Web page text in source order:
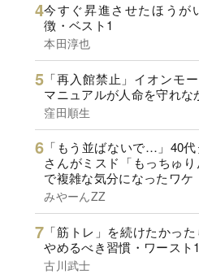
今すぐ昇進させたほうが
徴・ベスト1
本田淳也
「再入館禁止」イオンモ
マニュアルが人命を守れな
窪田順生
「もう並ばないで…」40
さんがミスド「もっちゅ
で複雑な気分になったワケ
みやーんZZ
「筋トレ」を続けたかっ
やめるべき習慣・ワースト1
古川武士